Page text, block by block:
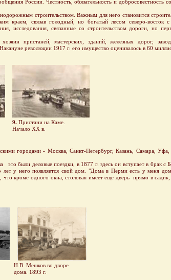
России. Честность, обязательность и добросовестность
строительством. Важным для него становится
краем, связав голодный, но богатый лесом северо-восток
исследования, связанные со строительством дороги, но
пристаней, мастерских, зданий, железных дорог,
революции 1917 г. его имущество оценивалось в 60
9. Пристани на Каме.
Начало ХХ в.
городами - Москва, Санкт-Петербург, Казань, Самара,
это были деловые поездки, в 1877 г. здесь он вступает в брак с
лет у него появляется свой дом. "Дома в Перми есть у меня
что кроме одного окна, столовая имеет еще дверь прямо в
Н.В. Мешков во дворе
дома. 1893 г.